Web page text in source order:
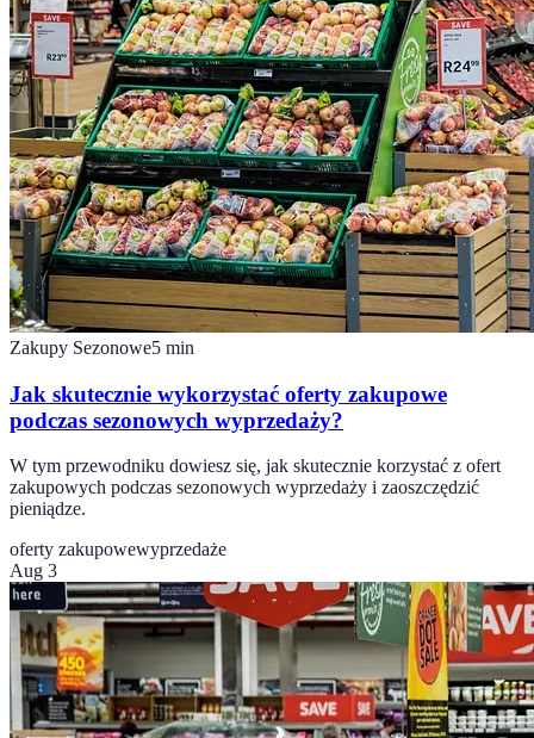
Zakupy Sezonowe5 min
Jak skutecznie wykorzystać oferty zakupowe
podczas sezonowych wyprzedaży?
W tym przewodniku dowiesz się, jak skutecznie korzystać z ofert
zakupowych podczas sezonowych wyprzedaży i zaoszczędzić
pieniądze.
oferty zakupowewyprzedaże
Aug 3